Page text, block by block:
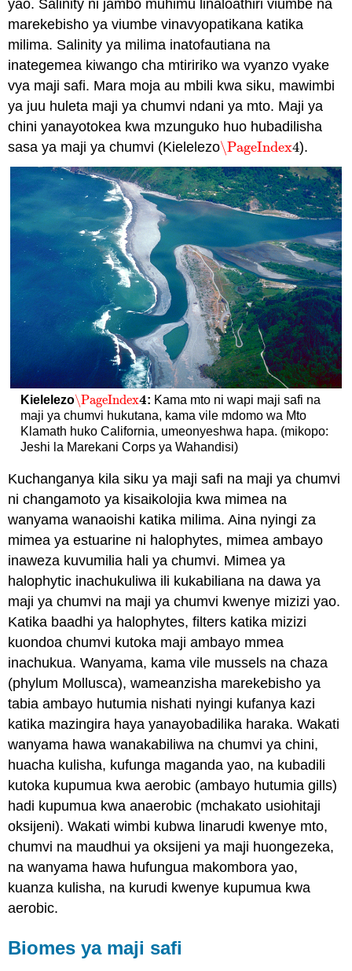
yao. Salinity ni jambo muhimu linaloathiri viumbe na
marekebisho ya viumbe vinavyopatikana katika
milima. Salinity ya milima inatofautiana na
inategemea kiwango cha mtiririko wa vyanzo vyake
vya maji safi. Mara moja au mbili kwa siku, mawimbi
ya juu huleta maji ya chumvi ndani ya mto. Maji ya
chini yanayotokea kwa mzunguko huo hubadilisha
sasa ya maji ya chumvi (Kielelezo\PageIndex4
\PageIndex4).
Kielelezo\PageIndex4
\PageIndex4: Kama mto ni wapi maji safi na
maji ya chumvi hukutana, kama vile mdomo wa Mto
Klamath huko California, umeonyeshwa hapa. (mikopo:
Jeshi la Marekani Corps ya Wahandisi)
Kuchanganya kila siku ya maji safi na maji ya chumvi
ni changamoto ya kisaikolojia kwa mimea na
wanyama wanaoishi katika milima. Aina nyingi za
mimea ya estuarine ni halophytes, mimea ambayo
inaweza kuvumilia hali ya chumvi. Mimea ya
halophytic inachukuliwa ili kukabiliana na dawa ya
maji ya chumvi na maji ya chumvi kwenye mizizi yao.
Katika baadhi ya halophytes, filters katika mizizi
kuondoa chumvi kutoka maji ambayo mmea
inachukua. Wanyama, kama vile mussels na chaza
(phylum Mollusca), wameanzisha marekebisho ya
tabia ambayo hutumia nishati nyingi kufanya kazi
katika mazingira haya yanayobadilika haraka. Wakati
wanyama hawa wanakabiliwa na chumvi ya chini,
huacha kulisha, kufunga maganda yao, na kubadili
kutoka kupumua kwa aerobic (ambayo hutumia gills)
hadi kupumua kwa anaerobic (mchakato usiohitaji
oksijeni). Wakati wimbi kubwa linarudi kwenye mto,
chumvi na maudhui ya oksijeni ya maji huongezeka,
na wanyama hawa hufungua makombora yao,
kuanza kulisha, na kurudi kwenye kupumua kwa
aerobic.
Biomes ya maji safi